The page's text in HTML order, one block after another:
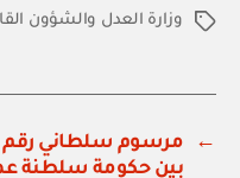
الوسوموزارة العدل والشؤون
←
بين حكومة سلطنة